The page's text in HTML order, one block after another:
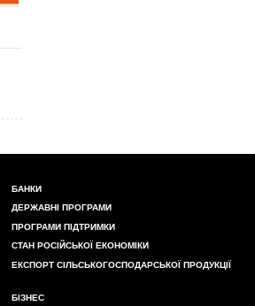
БАНКИ
ДЕРЖАВНІ ПРОГРАМИ
ПРОГРАМИ ПІДТРИМКИ
СТАН РОСІЙСЬКОЇ ЕКОНОМІКИ
ЕКСПОРТ СІЛЬСЬКОГОСПОДАРСЬКОЇ ПРОДУКЦІЇ
БІЗНЕС